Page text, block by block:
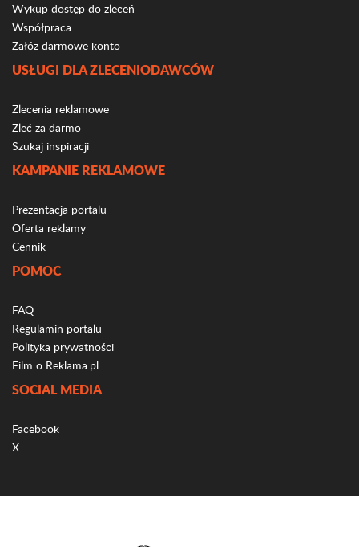
Wykup dostęp do zleceń
Współpraca
Załóż darmowe konto
USŁUGI DLA ZLECENIODAWCÓW
Zlecenia reklamowe
Zleć za darmo
Szukaj inspiracji
KAMPANIE REKLAMOWE
Prezentacja portalu
Oferta reklamy
Cennik
POMOC
FAQ
Regulamin portalu
Polityka prywatności
Film o Reklama.pl
SOCIAL MEDIA
Facebook
X